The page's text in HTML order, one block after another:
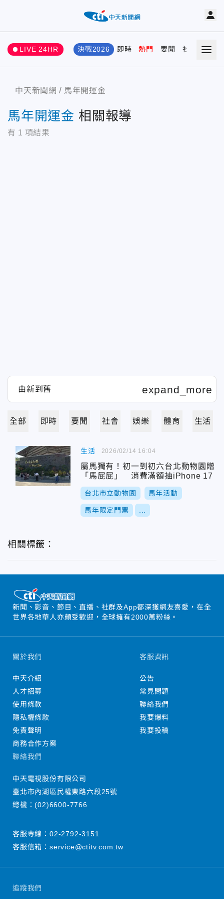
LIVE 24HR 決戰2026 即時 熱門 要聞 社會 娛樂
中天新聞網 馬年開運金
馬年開運金 相關報導
有 1 項結果
全部 即時 要聞 社會 娛樂 體育 生活
生活
屬馬獨有！初一到初六台北動物園贈
「馬屁屁」 消費滿額抽iPhone 17
台北市立動物園 馬年活動
馬年限定門票
2026/02/14 16:04
相關標籤：
新聞、影音、節目、直播、社群及App都深獲網友喜愛，在全
世界各地華人亦頗受歡迎，全球擁有2000萬粉絲。
追蹤我們
關於我們
中天介紹
人才招募
使用條款
隱私權條款
免責聲明
商務合作方案
客服資訊
公告
常見問題
聯絡我們
我要爆料
我要投稿
聯絡我們
中天電視股份有限公司
臺北市內湖區民權東路六段25號
總機：(02)6600-7766
客服專線： 02-2792-3151
客服信箱： service@ctitv.com.tw